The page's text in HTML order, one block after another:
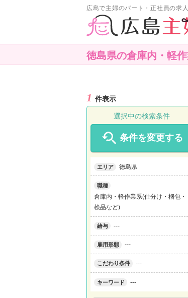
広島で主婦のパート・正社員の求
徳島県の倉庫内・軽
1 件表示
選択中の検索条件
 条件を変更する
エリア 徳島県
職種
倉庫内・軽作業系(仕分け・梱包・
検品など)
給与 ---
雇用形態 ---
こだわり条件 ---
キーワード ---